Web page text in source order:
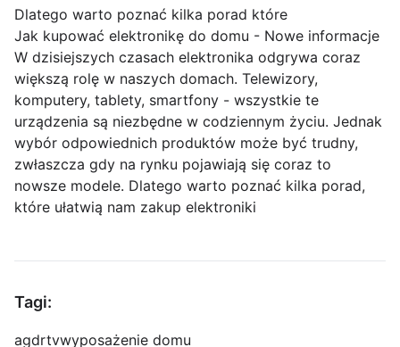
Dlatego warto poznać kilka porad które
Jak kupować elektronikę do domu - Nowe informacje
W dzisiejszych czasach elektronika odgrywa coraz
większą rolę w naszych domach. Telewizory,
komputery, tablety, smartfony - wszystkie te
urządzenia są niezbędne w codziennym życiu. Jednak
wybór odpowiednich produktów może być trudny,
zwłaszcza gdy na rynku pojawiają się coraz to
nowsze modele. Dlatego warto poznać kilka porad,
które ułatwią nam zakup elektroniki
Tagi:
agdrtvwyposażenie domu